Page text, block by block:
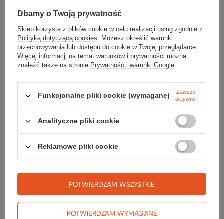
Potrzebujesz pomocy? Masz pytania?
Zadaj pytanie a my odpowiemy niezwłocznie, najciekawsze pytania i
odpowiedzi publikując dla innych.
Napisz swoją opinię
Twoja ocena:
5/5
Treść twojej opinii
Dbamy o Twoją prywatność
Sklep korzysta z plików cookie w celu realizacji usług zgodnie z
Polityką dotyczącą cookies. Możesz określić warunki
przechowywania lub dostępu do cookie w Twojej przeglądarce.
Więcej informacji na temat warunków i prywatności można
znaleźć także na stronie Prywatność i warunki Google.
Funkcjonalne pliki cookie (wymagane)
Zawsze
aktywne
Analityczne pliki cookie
Reklamowe pliki cookie
POTWIERDZAM WYMAGANE
POTWIERDZAM WSZYSTKIE